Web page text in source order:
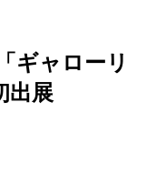
ギャローリ
出展